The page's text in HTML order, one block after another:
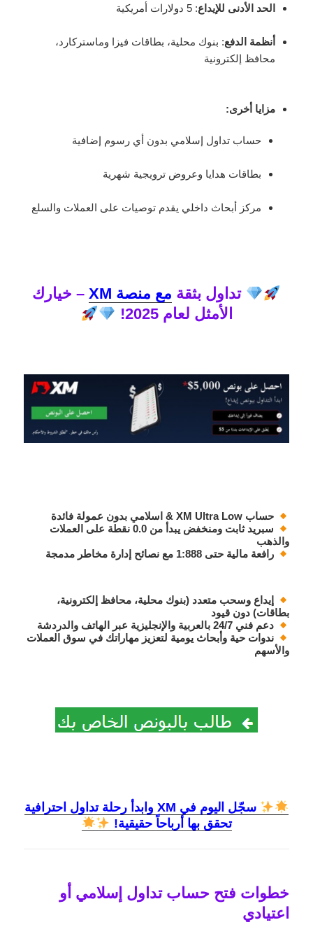
الحد الأدنى للإيداع: 5 دولارات أمريكية
أنظمة الدفع: بنوك محلية، بطاقات فيزا وماستركارد،
محافظ إلكترونية
مزايا أخرى:
حساب تداول إسلامي بدون أي رسوم إضافية
بطاقات هدايا وعروض ترويجية شهرية
مركز أبحاث داخلي يقدم توصيات على العملات والسلع
تداول بثقة مع منصة XM
– خيارك
الأمثل لعام 2025!
حساب XM Ultra Low & اسلامي
بدون عمولة فائدة
سبريد ثابت ومنخفض
يبدأ من 0.0 نقطة على العملات
والذهب
رافعة مالية حتى 1:888
مع نصائح إدارة مخاطر مدمجة
إيداع وسحب متعدد (بنوك محلية، محافظ إلكترونية،
بطاقات) دون قيود
دعم فني 24/7
بالعربية والإنجليزية عبر الهاتف والدردشة
ندوات حية وأبحاث يومية لتعزيز مهاراتك في سوق العملات
والأسهم
سجّل اليوم في XM وابدأ رحلة تداول احترافية
تحقق بها أرباحاً حقيقية!
خطوات فتح حساب تداول إسلامي أو
اعتيادي